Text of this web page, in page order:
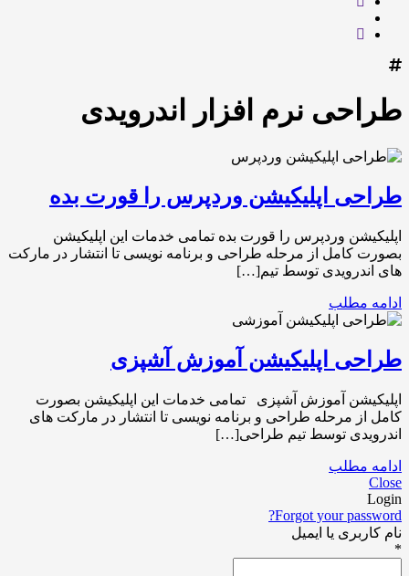
طراحی نرم افزار اندرویدی
طراحی اپلیکیشن وردپرس را قورت بده
اپلیکیشن وردپرس را قورت بده تمامی خدمات این اپلیکیشن
بصورت کامل از مرحله طراحی و برنامه نویسی تا انتشار در مارکت
های اندرویدی توسط تیم[…]
ادامه مطلب
طراحی اپلیکیشن آموزش آشپزی
اپلیکیشن آموزش آشپزی تمامی خدمات این اپلیکیشن بصورت
کامل از مرحله طراحی و برنامه نویسی تا انتشار در مارکت های
اندرویدی توسط تیم طراحی[…]
ادامه مطلب
Close
Login
Forgot your password?
نام کاربری یا ایمیل
*